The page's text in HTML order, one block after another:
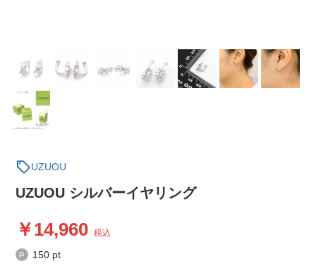
sellUZUOU
UZUOU シルバーイヤリング
14,960 税込
150 pt